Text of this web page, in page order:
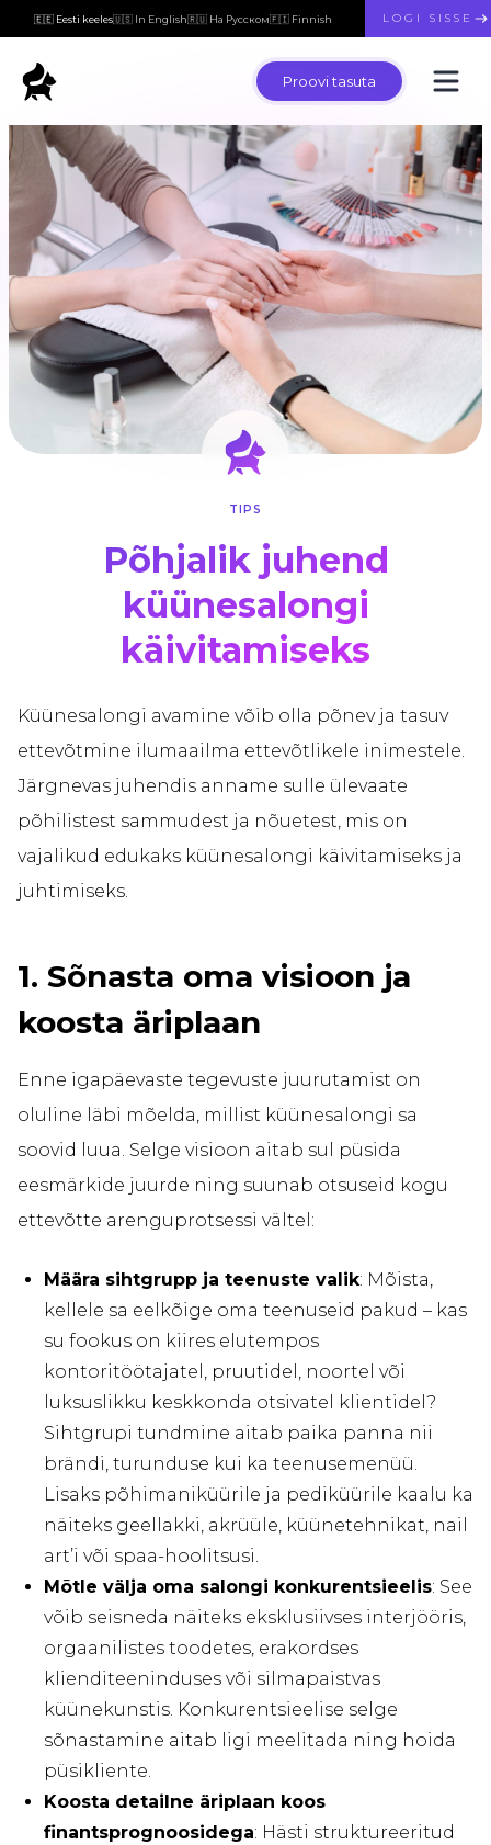
🇪🇪 Eesti keeles🇺🇸 In English🇷🇺 На Русском🇫🇮 Finnish LOGI SISSE
Proovi tasuta
TIPS
Põhjalik juhend
küünesalongi
käivitamiseks
Küünesalongi avamine võib olla põnev ja tasuv
ettevõtmine ilumaailma ettevõtlikele inimestele.
Järgnevas juhendis anname sulle ülevaate
põhilistest sammudest ja nõuetest, mis on
vajalikud edukaks küünesalongi käivitamiseks ja
juhtimiseks.
1. Sõnasta oma visioon ja
koosta äriplaan
Enne igapäevaste tegevuste juurutamist on
oluline läbi mõelda, millist küünesalongi sa
soovid luua. Selge visioon aitab sul püsida
eesmärkide juurde ning suunab otsuseid kogu
ettevõtte arenguprotsessi vältel:
Määra sihtgrupp ja teenuste valik: Mõista,
kellele sa eelkõige oma teenuseid pakud – kas
su fookus on kiires elutempos
kontoritöötajatel, pruutidel, noortel või
luksuslikku keskkonda otsivatel klientidel?
Sihtgrupi tundmine aitab paika panna nii
brändi, turunduse kui ka teenusemenüü.
Lisaks põhimaniküürile ja pediküürile kaalu ka
näiteks geellakki, akrüüle, küünetehnikat, nail
art’i või spaa-hoolitsusi.
Mõtle välja oma salongi konkurentsieelis: See
võib seisneda näiteks eksklusiivses interjööris,
orgaanilistes toodetes, erakordses
klienditeeninduses või silmapaistvas
küünekunstis. Konkurentsieelise selge
sõnastamine aitab ligi meelitada ning hoida
püsikliente.
Koosta detailne äriplaan koos
finantsprognoosidega: Hästi struktureeritud